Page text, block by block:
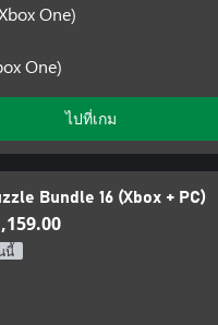
One)
One)
ไปที่เกม
Bundle 16 (Xbox + PC)
นี้